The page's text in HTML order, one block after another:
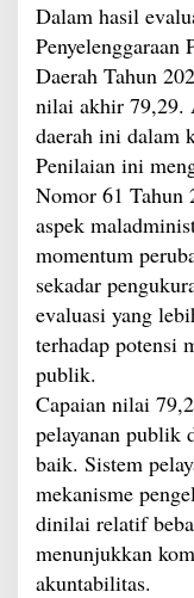
Dalam hasil
Penyelenggaraan
Daerah Tahun
nilai akhir 79,29.
daerah ini dalam
Penilaian ini
Nomor 61 Tahun
aspek
momentum
sekadar
evaluasi yang
terhadap potensi
publik.
Capaian nilai
pelayanan publik
baik. Sistem
mekanisme
dinilai relatif
menunjukkan
akuntabilitas.